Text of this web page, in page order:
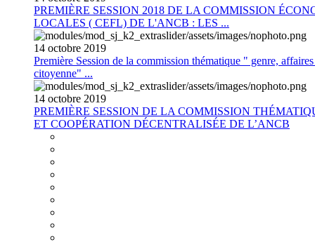
PREMIÈRE SESSION 2018 DE LA COMMISSION
LOCALES ( CEFL) DE L'ANCB : LES ...
14 octobre 2019
Première Session de la commission thématique " genre,
citoyenne" ...
14 octobre 2019
PREMIÈRE SESSION DE LA COMMISSION
ET COOPÉRATION DÉCENTRALISÉE DE L’ANCB